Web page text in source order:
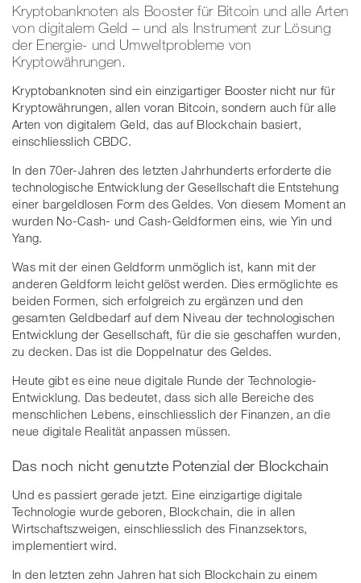
Kryptobanknoten als Booster für Bitcoin und alle Arten
von digitalem Geld – und als Instrument zur Lösung
der Energie- und Umweltprobleme von
Kryptowährungen.
Kryptobanknoten sind ein einzigartiger Booster nicht nur für
Kryptowährungen, allen voran Bitcoin, sondern auch für alle
Arten von digitalem Geld, das auf Blockchain basiert,
einschliesslich CBDC.
In den 70er-Jahren des letzten Jahrhunderts erforderte die
technologische Entwicklung der Gesellschaft die Entstehung
einer bargeldlosen Form des Geldes. Von diesem Moment an
wurden No-Cash- und Cash-Geldformen eins, wie Yin und
Yang.
Was mit der einen Geldform unmöglich ist, kann mit der
anderen Geldform leicht gelöst werden. Dies ermöglichte es
beiden Formen, sich erfolgreich zu ergänzen und den
gesamten Geldbedarf auf dem Niveau der technologischen
Entwicklung der Gesellschaft, für die sie geschaffen wurden,
zu decken. Das ist die Doppelnatur des Geldes.
Heute gibt es eine neue digitale Runde der Technologie-
Entwicklung. Das bedeutet, dass sich alle Bereiche des
menschlichen Lebens, einschliesslich der Finanzen, an die
neue digitale Realität anpassen müssen.
Das noch nicht genutzte Potenzial der Blockchain
Und es passiert gerade jetzt. Eine einzigartige digitale
Technologie wurde geboren, Blockchain, die in allen
Wirtschaftszweigen, einschliesslich des Finanzsektors,
implementiert wird.
In den letzten zehn Jahren hat sich Blockchain zu einem